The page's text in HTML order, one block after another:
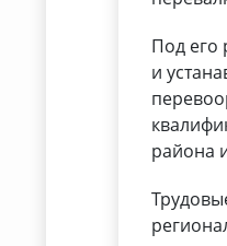
Под его
и
района